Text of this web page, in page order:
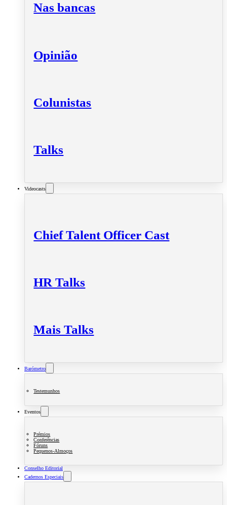
Nas bancas
Opinião
Colunistas
Talks
Videocasts
Chief Talent Officer Cast
HR Talks
Mais Talks
Barómetro
Testemunhos
Eventos
Prémios
Conferências
Fóruns
Pequenos-Almoços
Conselho Editorial
Cadernos Especiais